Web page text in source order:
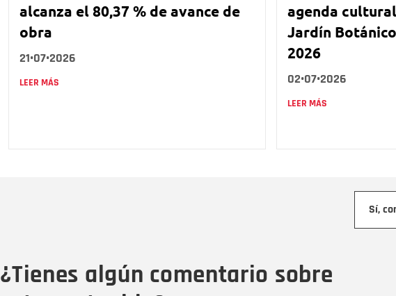
alcanza el 80,37 % de avance de
obra
21•07•2026
LEER MÁS
agenda
Jardín
2026
02•07•2026
LEER MÁS
¿Tienes algún comentario sobre
Sí,